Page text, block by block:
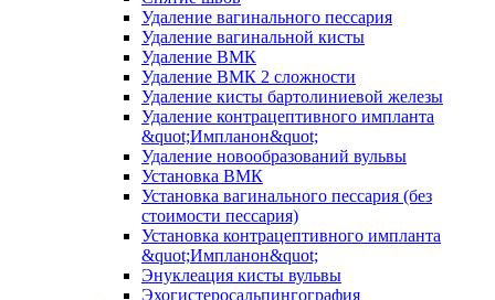
Удаление вагинального пессария
Удаление вагинальной кисты
Удаление ВМК
Удаление ВМК 2 сложности
Удаление кисты бартолиниевой железы
Удаление контрацептивного импланта
&quot;Импланон&quot;
Удаление новообразований вульвы
Установка ВМК
Установка вагинального пессария (без
стоимости пессария)
Установка контрацептивного импланта
&quot;Импланон&quot;
Энуклеация кисты вульвы
Эхогистеросальпингография